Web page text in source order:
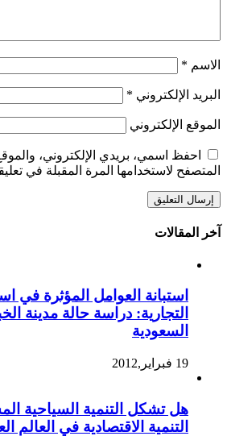
الاسم *
البريد الإلكتروني *
الموقع الإلكتروني
احفظ اسمي، بريدي الإلكتروني،
المتصفح لاستخدامها المرة المقبلة في
آخر المقالات
استبانة العوامل المؤثرة في
التجارية: دراسة حالة مدينة
السعودية
19 فبراير,2012
هل تشكل التنمية السياحية
التنمية الاقتصادية في العالم